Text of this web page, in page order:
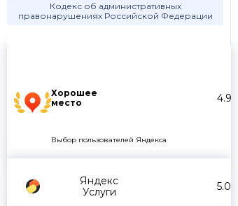
Хорошее
место
4.9
Выбор пользователей Яндекса
Яндекс
Услуги
5.0
Кодекс об административных
правонарушениях Российской Федерации